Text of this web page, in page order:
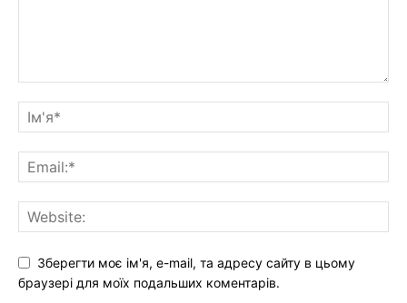
Зберегти моє ім'я, e-mail, та адресу сайту в цьому
браузері для моїх подальших коментарів.